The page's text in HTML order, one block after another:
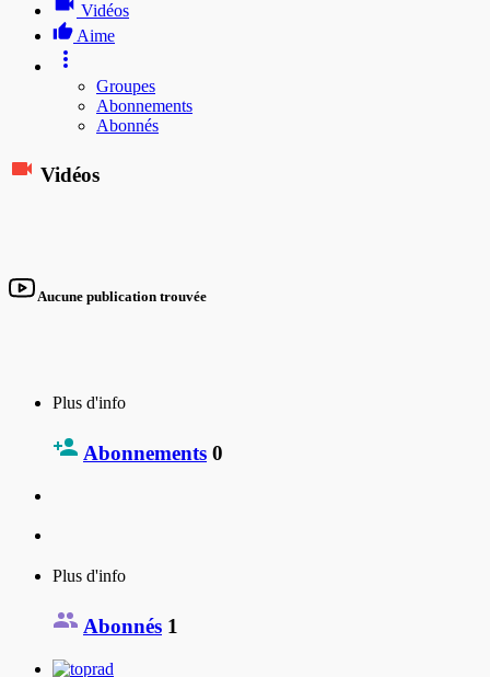
Vidéos
Aime
Groupes
Abonnements
Abonnés
Vidéos
Aucune publication trouvée
Plus d'info
Abonnements 0
Plus d'info
Abonnés 1